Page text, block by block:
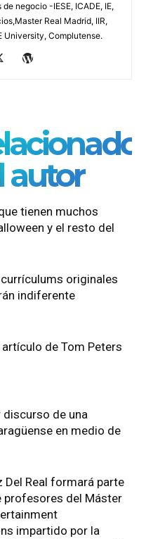
negocio -IESE, ICADE, IE,
Real Madrid, IIR,
University, Complutense.
autor
tienen muchos
y el resto del
originales
indiferente
de Tom Peters
discurso de una
en medio de
Del Real formará parte
profesores del Máster
impartido por la